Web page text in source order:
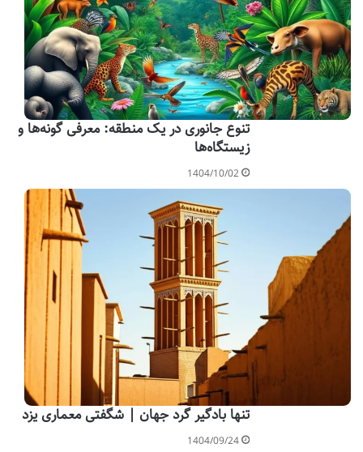
تنوع جانوری در یک منطقه: معرفی گونه‌ها و
زیستگاه‌ها
1404/10/02
تنها بادگیر گرد جهان | شگفتی معماری یزد
1404/09/24